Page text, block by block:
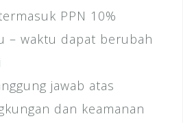
PPN 10%
– waktu dapat berubah
jawab atas
dan keamanan